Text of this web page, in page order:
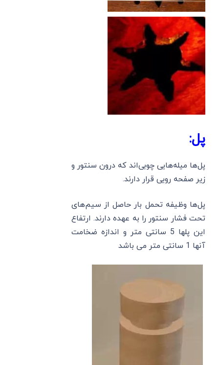
پل:
پل‌ها میله‌هایی چوبی‌اند که درون سنتور و
زیر صفحه رویی قرار دارند.
پل‌ها وظیفه تحمل بار حاصل از سیم‌های
تحت فشار سنتور را به عهده دارند. ارتفاع
این پلها 5 سانتی متر و اندازه ضخامت
آنها 1 سانتی متر می باشد